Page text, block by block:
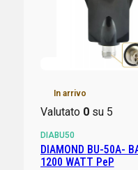
In arrivo
Valutato 0su 5
DIABU50
DIAMOND BU-50A- BALUN 1:1 PER DIPOLI 1.7-40 MHz
1200 WATT PeP